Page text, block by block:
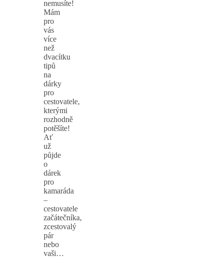
nemusíte!
Mám
pro
vás
více
než
dvacítku
tipů
na
dárky
pro
cestovatele,
kterými
rozhodně
potěšíte!
Ať
už
půjde
o
dárek
pro
kamaráda
–
cestovatele
začátečníka,
zcestovalý
pár
nebo
vaši…